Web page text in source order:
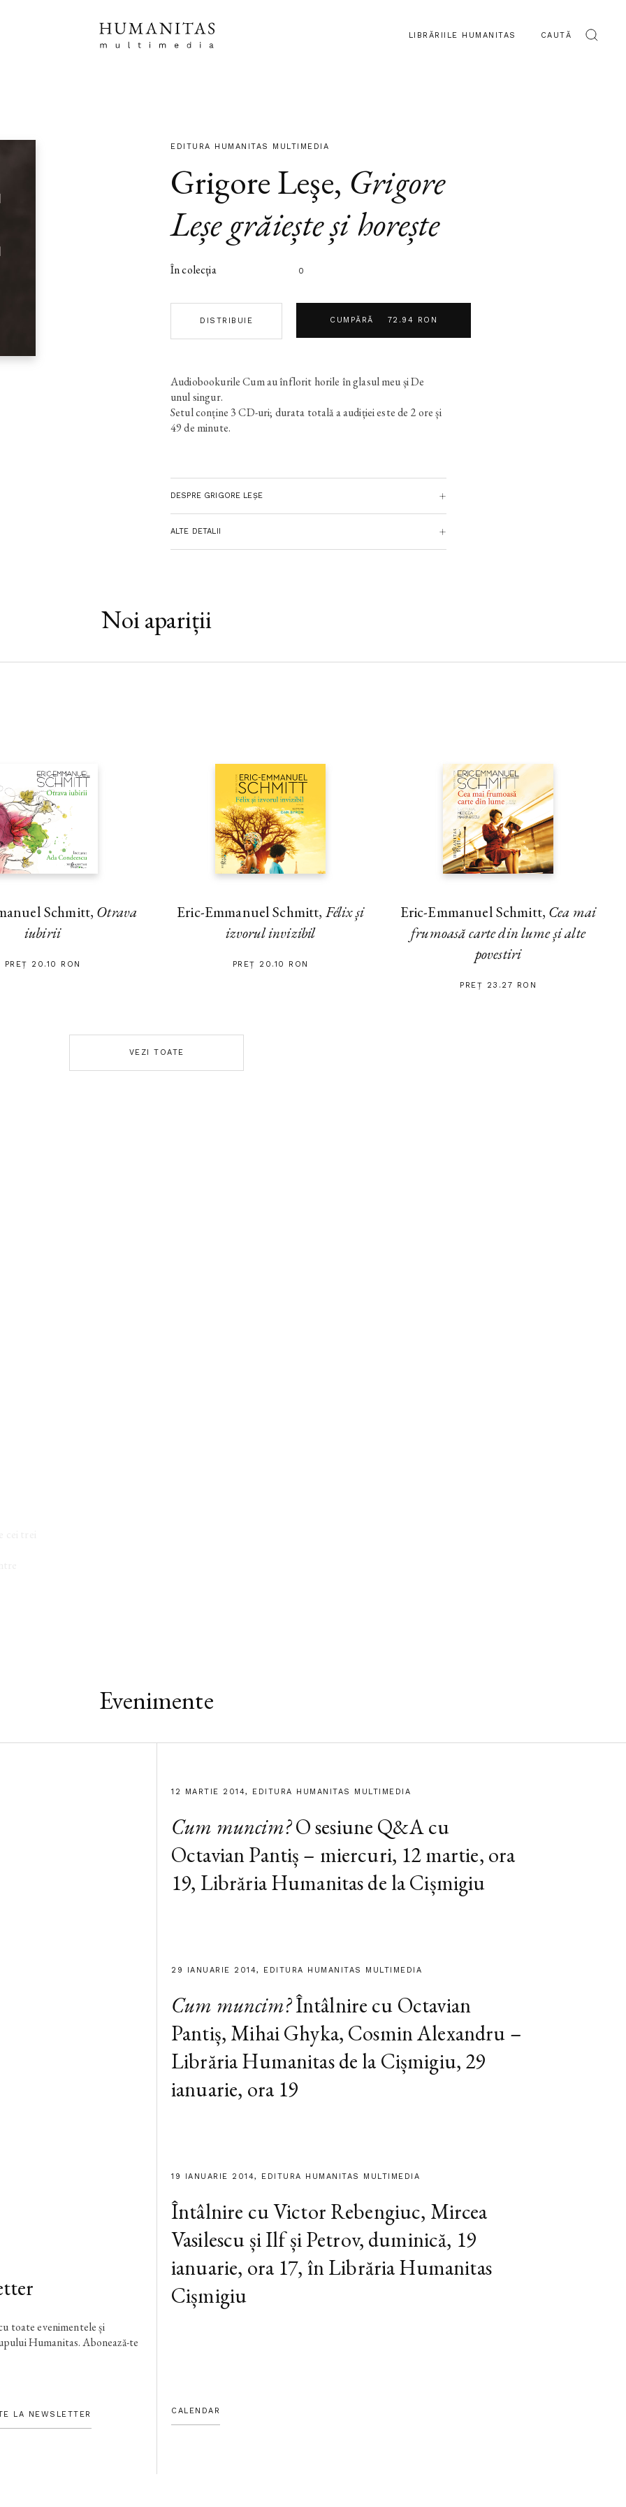
LIBRĂRIILE HUMANITAS CAUTĂ
EDITURA HUMANITAS MULTIMEDIA
Grigore Leşe, Grigore
Leșe grăiește și horește
În colecția 0
DISTRIBUIE CUMPĂRĂ 72.94 RON
Audiobookurile Cum au înflorit horile în glasul meu și De
unul singur.
Setul conține 3 CD-uri; durata totală a audiției este de 2 ore și
49 de minute.
DESPRE GRIGORE LEŞE
ALTE DETALII
Noi apariții
Schmitt, Otrava
iubirii
PREȚ 20.10 RON
Eric-Emmanuel Schmitt, Félix și
izvorul invizibil
PREȚ 20.10 RON
Eric-Emmanuel Schmitt, Cea mai
frumoasă carte din lume și alte
povestiri
PREȚ 23.27 RON
VEZI TOATE
Evenimente
12 MARTIE 2014, EDITURA HUMANITAS MULTIMEDIA
Cum muncim?O sesiune Q&A cu
Octavian Pantiș – miercuri, 12 martie, ora
19, Librăria Humanitas de la Cișmigiu
29 IANUARIE 2014, EDITURA HUMANITAS MULTIMEDIA
Cum muncim?Întâlnire cu Octavian
Pantiș, Mihai Ghyka, Cosmin Alexandru –
Librăria Humanitas de la Cișmigiu, 29
ianuarie, ora 19
19 IANUARIE 2014, EDITURA HUMANITAS MULTIMEDIA
Întâlnire cu Victor Rebengiuc, Mircea
Vasilescu și Ilf și Petrov, duminică, 19
ianuarie, ora 17, în Librăria Humanitas
Cișmigiu
CALENDAR
toate evenimentele și
Humanitas. Abonează-te
LA NEWSLETTER